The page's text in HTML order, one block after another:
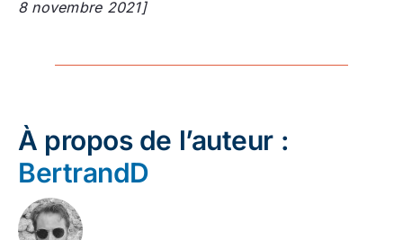
8 novembre 2021]
À propos de l’auteur :
BertrandD